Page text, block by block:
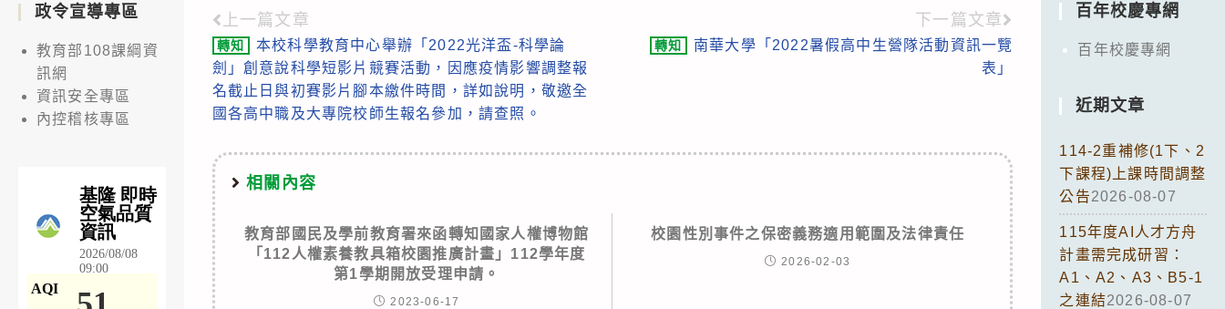
Read
more
articles
上一篇文章
轉知
本校科學教育中心舉辦「2022光洋盃-科學論
劍」創意說科學短影片競賽活動，因應疫情影響調整報
名截止日與初賽影片腳本繳件時間，詳如說明，敬邀全
國各高中職及大專院校師生報名參加，請查照。
下一篇文章
轉知
南華大學「2022暑假高中生營隊活動資訊一覽
表」
相關內容
教育部國民及學前教育署來函轉知國家人權博物館
「112人權素養教具箱校園推廣計畫」112學年度
第1學期開放受理申請。
2023-06-17
校園性別事件之保密義務適用範圍及法律責任
2026-02-03
政令宣導專區
教育部108課綱資
訊網
資訊安全專區
內控稽核專區
百年校慶專網
百年校慶專網
近期文章
114-2重補修(1下、2
下課程)上課時間調整
公告2026-08-07
115年度AI人才方舟
計畫需完成研習：
A1、A2、A3、B5-1
之連結2026-08-07